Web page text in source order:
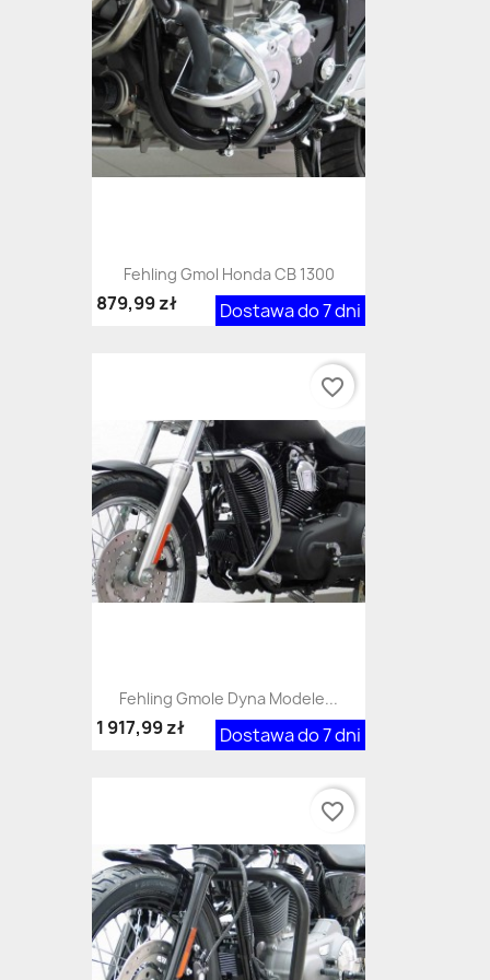
Fehling Gmol Honda CB 1300
Dostawa do 7 dni
879,99 zł
Fehling Gmole Dyna Modele...
Dostawa do 7 dni
1 917,99 zł
favorite_border
favorite_border